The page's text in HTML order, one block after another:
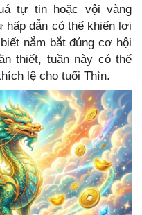
tự tin hoặc vội vàng
dẫn có thể khiến lợi
nắm bắt đúng cơ hội
thiết, tuần này có thể
lệ cho tuổi Thìn.